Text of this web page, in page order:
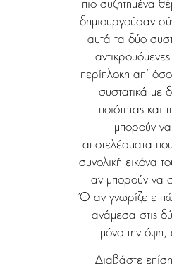
πιο συζητημένα
δημιουργούσαν
αυτά τα δύο
περίπλοκη απ’
συστατικά με
ποιότητας και
μπορούν
αποτελέσματα
συνολική εικόνα
αν μπορούν να
Όταν γνωρίζετε
ανάμεσα στις
μόνο την όψη,
Διαβάστε